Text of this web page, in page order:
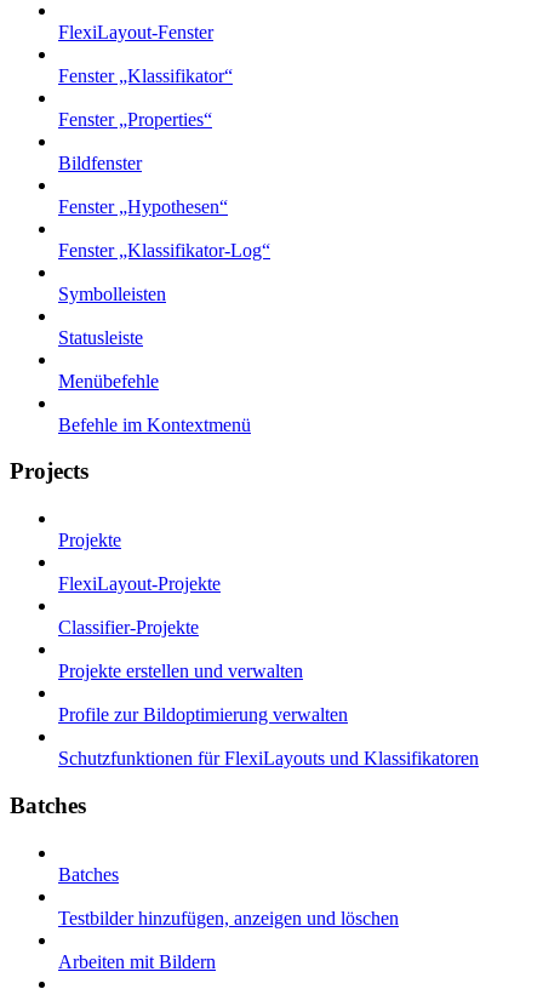
FlexiLayout-Fenster
Fenster „Klassifikator“
Fenster „Properties“
Bildfenster
Fenster „Hypothesen“
Fenster „Klassifikator-Log“
Symbolleisten
Statusleiste
Menübefehle
Befehle im Kontextmenü
Projects
Projekte
FlexiLayout-Projekte
Classifier-Projekte
Projekte erstellen und verwalten
Profile zur Bildoptimierung verwalten
Schutzfunktionen für FlexiLayouts und Klassifikatoren
Batches
Batches
Testbilder hinzufügen, anzeigen und löschen
Arbeiten mit Bildern